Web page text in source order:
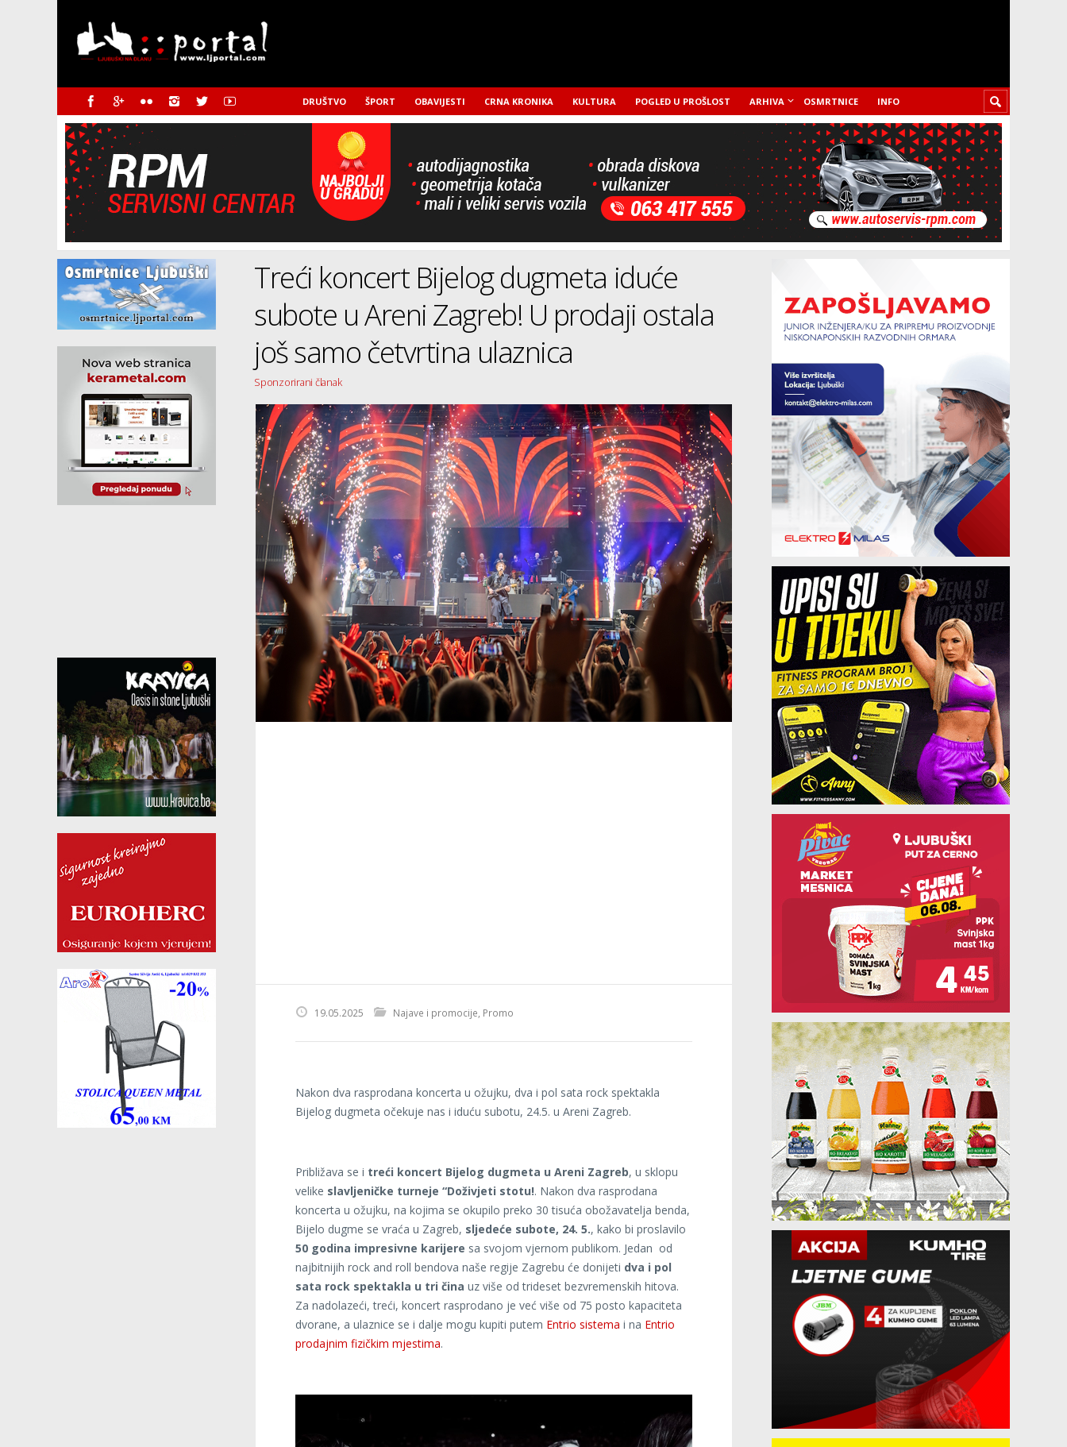
DRUŠTVO ŠPORT OBAVIJESTI CRNA KRONIKA KULTURA POGLED U PROŠLOST ARHIVA OSMRTNICE INFO
Treći koncert Bijelog dugmeta iduće
subote u Areni Zagreb! U prodaji ostala
još samo četvrtina ulaznica
Sponzorirani članak
19.05.2025 Najave i promocije Promo
Nakon dva rasprodana koncerta u ožujku, dva i pol sata rock spektakla
Bijelog dugmeta očekuje nas i iduću subotu, 24.5. u Areni Zagreb.
Približava se i treći koncert Bijelog dugmeta u Areni Zagreb, u sklopu
velike slavljeničke turneje “Doživjeti stotu!. Nakon dva rasprodana
koncerta u ožujku, na kojima se okupilo preko 30 tisuća obožavatelja benda,
Bijelo dugme se vraća u Zagreb, sljedeće subote, 24. 5., kako bi proslavilo
50 godina impresivne karijere sa svojom vjernom publikom. Jedan od
najbitnijih rock and roll bendova naše regije Zagrebu će donijeti dva i pol
sata rock spektakla u tri čina uz više od trideset bezvremenskih hitova.
Za nadolazeći, treći, koncert rasprodano je već više od 75 posto kapaciteta
dvorane, a ulaznice se i dalje mogu kupiti putem Entrio sistema i na Entrio
prodajnim fizičkim mjestima.